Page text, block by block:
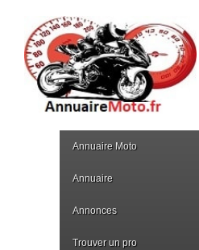
Annuaire Moto
Annuaire
Annonces
Trouver un pro